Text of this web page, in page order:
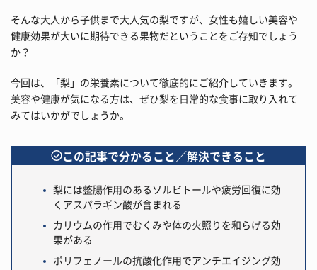
そんな大人から子供まで大人気の梨ですが、女性も嬉しい美容や
健康効果が大いに期待できる果物だということをご存知でしょう
か？
今回は、「梨」の栄養素について徹底的にご紹介していきます。
美容や健康が気になる方は、ぜひ梨を日常的な食事に取り入れて
みてはいかがでしょうか。
この記事で分かること／解決できること
梨には整腸作用のあるソルビトールや疲労回復に効
くアスパラギン酸が含まれる
カリウムの作用でむくみや体の火照りを和らげる効
果がある
ポリフェノールの抗酸化作用でアンチエイジング効